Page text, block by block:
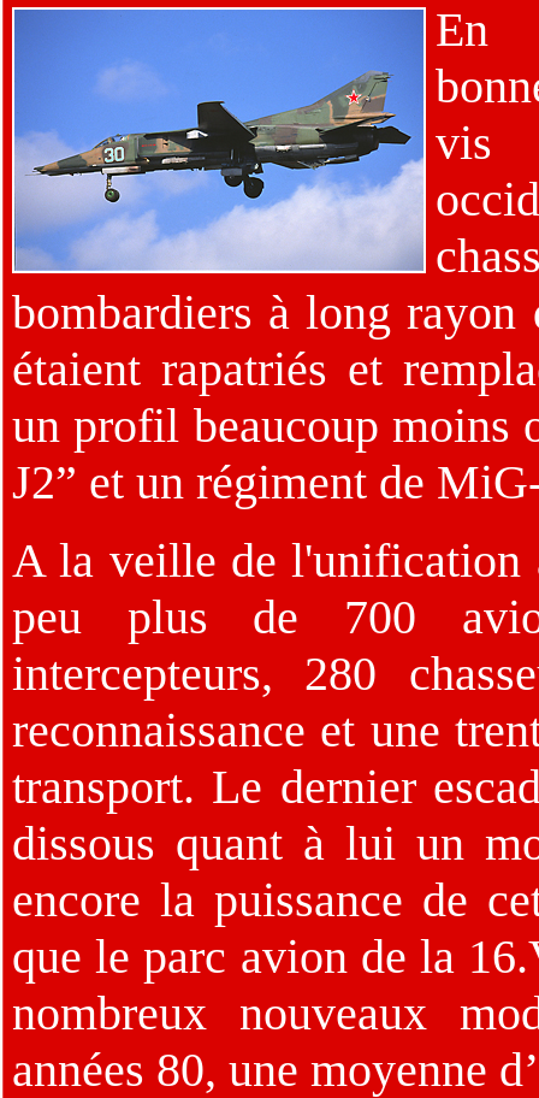
En
bombardiers à long rayon
étaient rapatriés et
un profil beaucoup moins
J2” et un régiment de
A la veille de l'unification
peu plus de 700
intercepteurs, 280
reconnaissance et une
transport. Le dernier
dissous quant à lui un
encore la puissance de
que le parc avion de la
nombreux nouveaux
années 80, une moyenne